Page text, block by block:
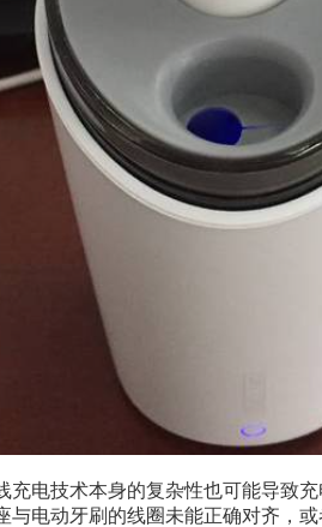
充电技术本身的复杂性也可能导致
与电动牙刷的线圈未能正确对齐，